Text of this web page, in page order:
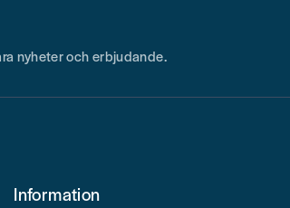
nyheter och erbjudande.
Information